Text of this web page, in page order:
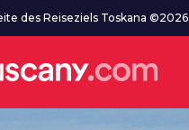
des Reiseziels Toskana ©2026